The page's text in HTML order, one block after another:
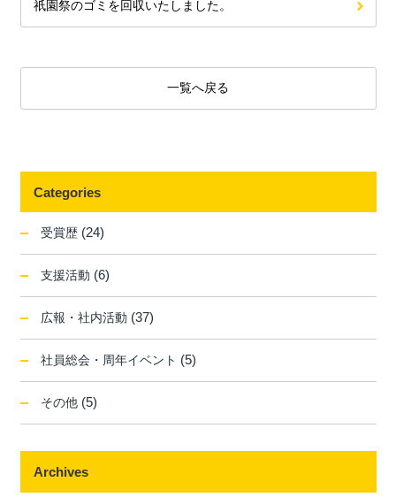
一覧へ戻る
祇園祭のゴミを回収いたしました。
Categories
受賞歴 (24)
支援活動 (6)
広報・社内活動 (37)
社員総会・周年イベント (5)
その他 (5)
Archives